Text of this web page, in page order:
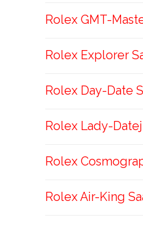
Rolex GMT-
Rolex Explorer
Rolex Day-Date
Rolex Lady-
Rolex
Rolex Air-King